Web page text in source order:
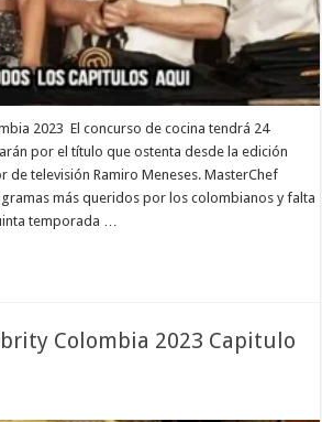
2023 El concurso de cocina tendrá 24
por el título que ostenta desde la edición
de televisión Ramiro Meneses. MasterChef
más queridos por los colombianos y falta
temporada …
Colombia 2023 Capitulo